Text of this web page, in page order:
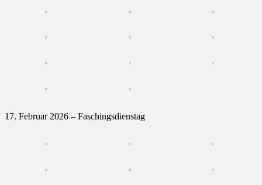
17. Februar 2026 – Faschingsdienstag